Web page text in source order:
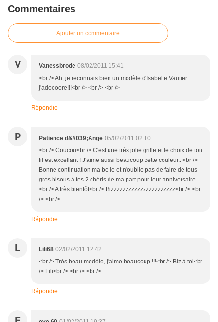
Commentaires
Ajouter un commentaire
V Vanessbrode 08/02/2011 15:41
<br /> Ah, je reconnais bien un modèle d'Isabelle Vautier...
j'adoooore!!!<br /> <br /> <br />
Répondre
P Patience d&#039;Ange 05/02/2011 02:10
<br /> Coucou<br /> C'est une très jolie grille et le choix de ton
fil est excellant ! J'aime aussi beaucoup cette couleur...<br />
Bonne continuation ma belle et n'oublie pas de faire de tous
gros bisous à tes 2 chéris de ma part pour leur anniversaire.
<br /> A très bientôt<br /> Bizzzzzzzzzzzzzzzzzzzzzz<br /> <br
/> <br />
Répondre
L Lili68 02/02/2011 12:42
<br /> Très beau modèle, j'aime beaucoup !!!<br /> Biz à toi<br
/> Lili<br /> <br /> <br />
Répondre